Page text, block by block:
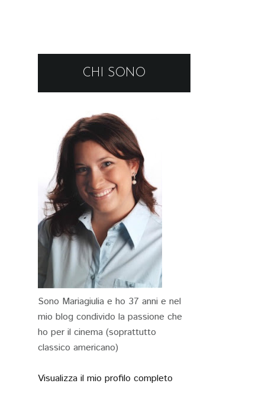
CHI SONO
Sono Mariagiulia e ho 37 anni e nel
mio blog condivido la passione che
ho per il cinema (soprattutto
classico americano)
Visualizza il mio profilo completo